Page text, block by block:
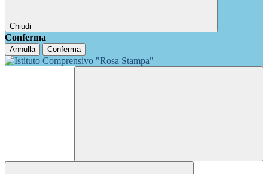
Chiudi
Conferma
Annulla Conferma